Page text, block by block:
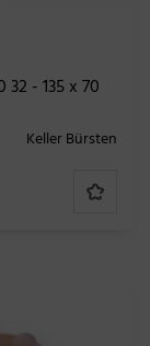
- 135 x 70
Keller Bürsten